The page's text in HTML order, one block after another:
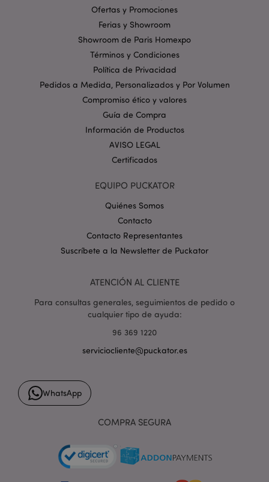
Ofertas y Promociones
Ferias y Showroom
Showroom de Paris Homexpo
Términos y Condiciones
Política de Privacidad
Pedidos a Medida, Personalizados y Por Volumen
Compromiso ético y valores
Guía de Compra
Información de Productos
AVISO LEGAL
Certificados
EQUIPO PUCKATOR
Quiénes Somos
Contacto
Contacto Representantes
Suscríbete a la Newsletter de Puckator
ATENCIÓN AL CLIENTE
Para consultas generales, seguimientos de pedido o
cualquier tipo de ayuda:
96 369 1220
serviciocliente@puckator.es
WhatsApp
COMPRA SEGURA
mage-messages
recently_viewed_product_previous
www.puckator.es
recently_compared_product_previous
www.puckator.es